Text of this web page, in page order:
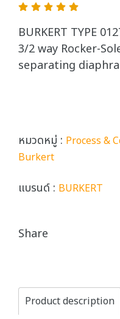
BURKERT TYPE
3/2 way Rocker-
separating
หมวดหมู่ : Process &
Burkert
แบรนด์ : BURKERT
Share
Product description